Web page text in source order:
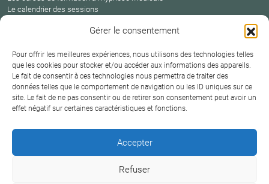
Gérer le consentement
Pour offrir les meilleures expériences, nous utilisons des technologies telles
que les cookies pour stocker et/ou accéder aux informations des appareils.
Le fait de consentir à ces technologies nous permettra de traiter des
données telles que le comportement de navigation ou les ID uniques sur ce
site. Le fait de ne pas consentir ou de retirer son consentement peut avoir un
effet négatif sur certaines caractéristiques et fonctions.
Accepter
Refuser
Le calendrier des sessions
Mentions
légales
Conditions
générales de
vente
Plan
du site
Contact
Protection
des données
basque © 2026
DERNIÈRE MISE À JOUR :